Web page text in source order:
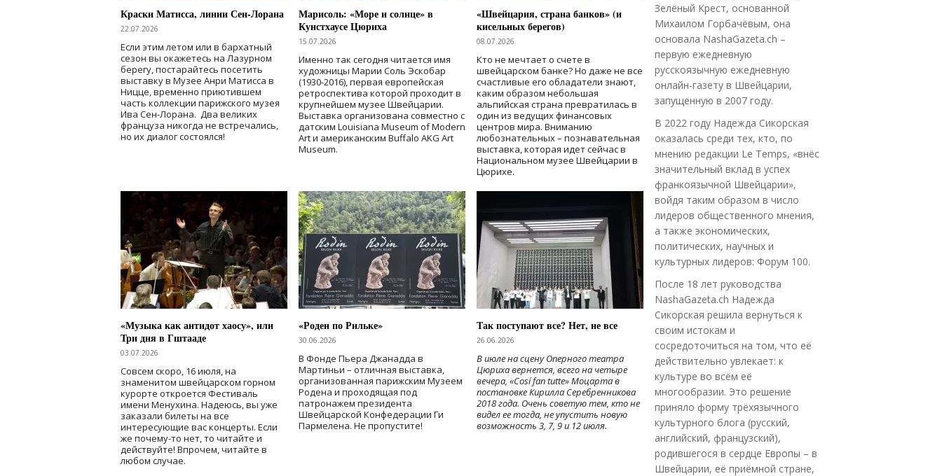
Краски Матисса, линии Сен-Лорана
22.07.2026
Если этим летом или в бархатный
сезон вы окажетесь на Лазурном
берегу, постарайтесь посетить
выставку в Музее Анри Матисса в
Ницце, временно приютившем
часть коллекции парижского музея
Ива Сен-Лорана. Два великих
француза никогда не встречались,
но их диалог состоялся!
Марисоль: «Море и солнце» в
Кунстхаусе Цюриха
15.07.2026
Именно так сегодня читается имя
художницы Марии Соль Эскобар
(1930-2016), первая европейская
ретроспектива которой проходит в
крупнейшем музее Швейцарии.
Выставка организована совместно с
датским Louisiana Museum of Modern
Art и американским Buffalo AKG Art
Museum.
«Швейцария, страна банков» (и
кисельных берегов)
08.07.2026
Кто не мечтает о счете в
швейцарском банке? Но даже не все
счастливые его обладатели знают,
каким образом небольшая
альпийская страна превратилась в
один из ведущих финансовых
центров мира. Вниманию
любознательных – познавательная
выставка, которая идет сейчас в
Национальном музее Швейцарии в
Цюрихе.
«Музыка как антидот хаосу», или
Три дня в Гштааде
03.07.2026
Совсем скоро, 16 июля, на
знаменитом швейцарском горном
курорте откроется Фестиваль
имени Менухина. Надеюсь, вы уже
заказали билеты на все
интересующие вас концерты. Если
же почему-то нет, то читайте и
действуйте! Впрочем, читайте в
любом случае.
«Роден по Рильке»
30.06.2026
В Фонде Пьера Джанадда в
Мартиньи – отличная выставка,
организованная парижским Музеем
Родена и проходящая под
патронажем президента
Швейцарской Конфедерации Ги
Пармелена. Не пропустите!
Так поступают все? Нет, не все
26.06.2026
В июле на сцену Оперного театра
Цюриха вернется, всего на четыре
вечера, «Cosí fan tutte» Моцарта в
постановке Кирилла Серебренникова
2018 года. Очень советую тем, кто не
видел ее тогда, не упустить новую
возможность 3, 7, 9 и 12 июля.
Зелёный Крест, основанной
Михаилом Горбачёвым, она
основала NashaGazeta.ch –
первую ежедневную
русскоязычную ежедневную
онлайн-газету в Швейцарии,
запущенную в 2007 году.
В 2022 году Надежда Сикорская
оказалась среди тех, кто, по
мнению редакции Le Temps, «внёс
значительный вклад в успех
франкоязычной Швейцарии»,
войдя таким образом в число
лидеров общественного мнения,
а также экономических,
политических, научных и
культурных лидеров: Форум 100.
После 18 лет руководства
NashaGazeta.ch Надежда
Сикорская решила вернуться к
своим истокам и
сосредоточиться на том, что её
действительно увлекает: к
культуре во всём её
многообразии. Это решение
приняло форму трёхязычного
культурного блога (русский,
английский, французский),
родившегося в сердце Европы – в
Швейцарии, её приёмной стране,